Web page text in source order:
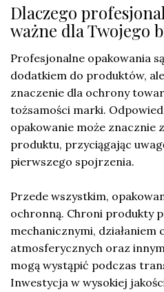
Dlaczego
ważne dla Twojego
Profesjonalne opakowania
dodatkiem do produktów,
znaczenie dla ochrony
tożsamości marki.
opakowanie może znacznie
produktu, przyciągając
pierwszego spojrzenia.
Przede wszystkim,
ochronną. Chroni produkty
mechanicznymi, działaniem
atmosferycznych oraz
mogą wystąpić podczas
Inwestycja w wysokiej